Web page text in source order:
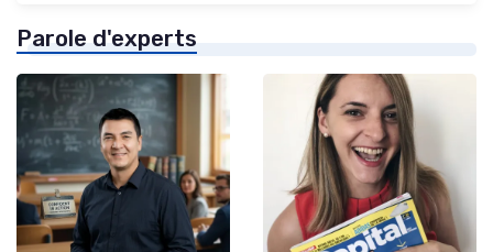
Parole d'experts